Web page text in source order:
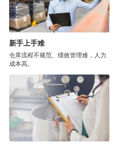
新手上手难
仓库流程不规范、绩效管理难，人力
成本高。